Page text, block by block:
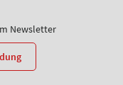
Newsletter